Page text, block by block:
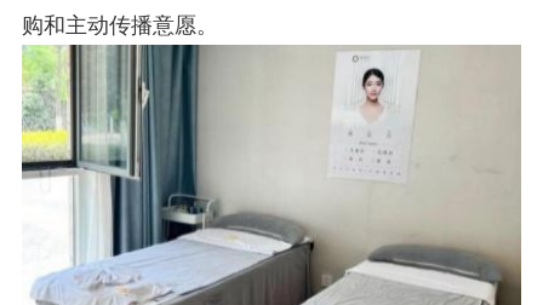
购和主动传播意愿。